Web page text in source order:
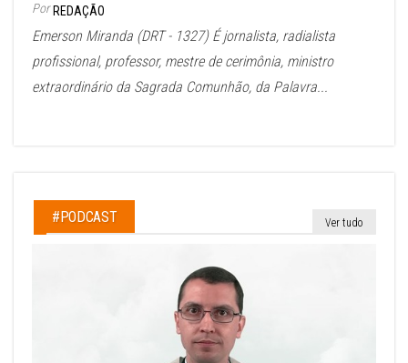
Por REDAÇÃO
Emerson Miranda (DRT - 1327) É jornalista, radialista
profissional, professor, mestre de cerimônia, ministro
extraordinário da Sagrada Comunhão, da Palavra...
#PODCAST Ver tudo